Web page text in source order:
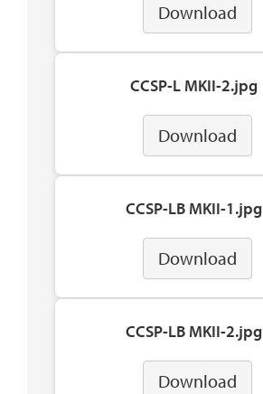
Download
CCSP-L MKII-2.jpg
Download
CCSP-LB MKII-1.jpg
Download
CCSP-LB MKII-2.jpg
Download